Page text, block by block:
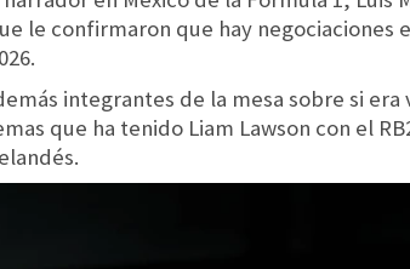
le confirmaron que hay negociaciones
integrantes de la mesa sobre si
que ha tenido Liam Lawson con el